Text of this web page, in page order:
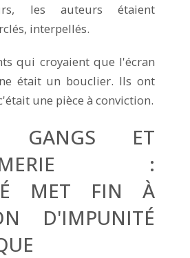
les auteurs étaient
interpellés.
qui croyaient que l'écran
était un bouclier. Ils ont
une pièce à conviction.
GANGS ET
:
MET FIN À
D'IMPUNITÉ